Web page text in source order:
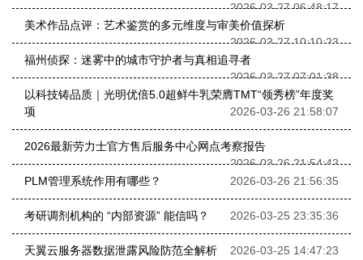
2026-03-27 06:48:17
美术作品点评：艺术鉴赏的多元维度与审美价值探析
2026-03-27 10:10:23
福州侦探：迷雾中的城市守护者与真相追寻者
2026-03-27 07:01:38
以科技铸品质｜光明优倍5.0超鲜牛乳荣膺TMT“领秀榜”年度奖
项
2026-03-26 21:58:07
2026最新劳力士官方售后服务中心网点考察报告
2026-03-26 21:54:42
PLM管理系统作用有哪些？
2026-03-26 21:56:35
考研调剂机构的 “内部资源” 能信吗？ 2026-03-25 23:35:36
天翼云服务器数据泄露风险防范全解析 2026-03-25 14:47:23